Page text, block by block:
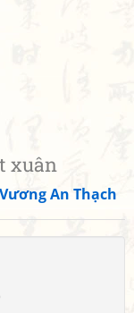
xuân
Vương An Thạch